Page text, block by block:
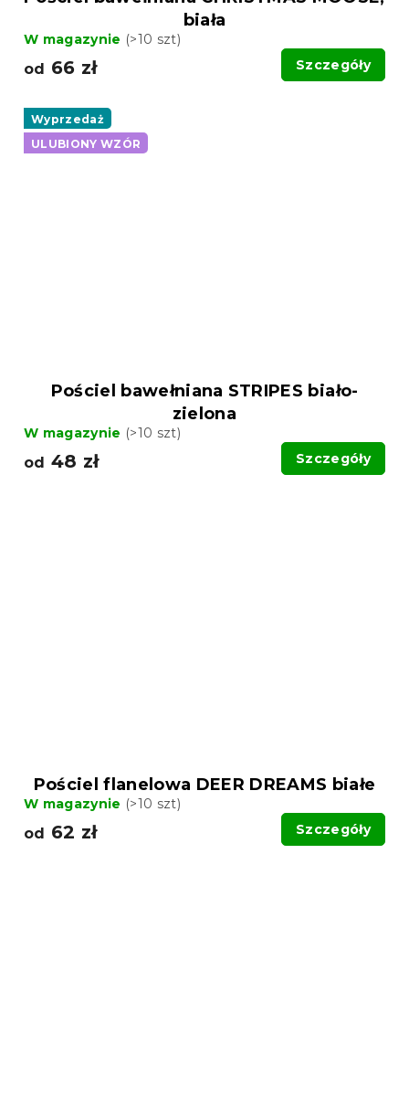
biała
W magazynie (>10 szt)
od 66 zł Szczegóły
Wyprzedaż
ULUBIONY WZÓR
Pościel bawełniana STRIPES biało-
zielona
W magazynie (>10 szt)
od 48 zł Szczegóły
Pościel flanelowa DEER DREAMS białe
W magazynie (>10 szt)
od 62 zł Szczegóły